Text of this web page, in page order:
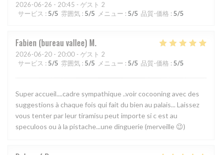
2026-06-26 - 20:45 - ゲスト 2
サービス : 5/5 雰囲気 : 5/5 メニュー : 5/5 品質-価格 : 5/5
Fabien (bureau vallee) M
2026-06-20 - 20:00 - ゲスト 2
サービス : 5/5 雰囲気 : 5/5 メニュー : 5/5 品質-価格 : 5/5
Super accueil....cadre sympathique ..voir cocooning avec des
suggestions à chaque fois qui fait du bien au palais... Laissez
vous tenter par leur tiramisu peut importe si c est au
speculoos ou à la pistache...une dinguerie (merveille 😉)